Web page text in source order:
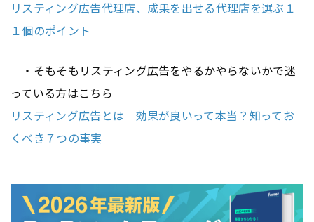
リスティング広告代理店、成果を出せる代理店を選ぶ１
１個のポイント
・そもそも リスティング広告をやるかやらないかで迷
っている方はこちら
リスティング広告とは｜効果が良いって本当？知ってお
くべき７つの事実